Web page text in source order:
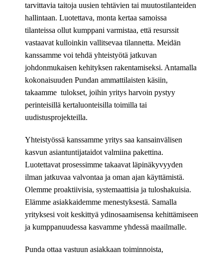
tarvittavia taitoja uusien tehtävien tai muutostilanteiden
hallintaan. Luotettava, monta kertaa samoissa
tilanteissa ollut kumppani varmistaa, että resurssit
vastaavat kulloinkin vallitsevaa tilannetta. Meidän
kanssamme voi tehdä yhteistyötä jatkuvan
johdonmukaisen kehityksen rakentamiseksi. Antamalla
kokonaisuuden Pundan ammattilaisten käsiin,
takaamme tulokset, joihin yritys harvoin pystyy
perinteisillä kertaluonteisilla toimilla tai
uudistusprojekteilla.
Yhteistyössä kanssamme yritys saa kansainvälisen
kasvun asiantuntijataidot valmiina pakettina.
Luotettavat prosessimme takaavat läpinäkyvyyden
ilman jatkuvaa valvontaa ja oman ajan käyttämistä.
Olemme proaktiivisia, systemaattisia ja tuloshakuisia.
Elämme asiakkaidemme menestyksestä. Samalla
yrityksesi voit keskittyä ydinosaamisensa kehittämiseen
ja kumppanuudessa kasvamme yhdessä maailmalle.
Punda ottaa vastuun asiakkaan toiminnoista,